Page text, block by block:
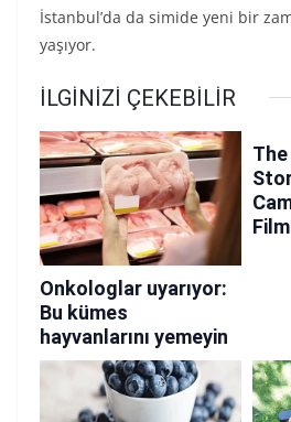
İstanbul’da da simide yeni bir
yaşıyor.